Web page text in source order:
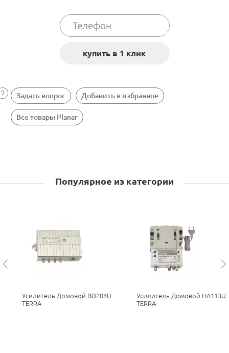
Задать вопрос Добавить в избранное
Все товары Planar
Популярное из категории
Усилитель Домовой BD204U
TERRA
Усилитель Домовой HA113U
TERRA